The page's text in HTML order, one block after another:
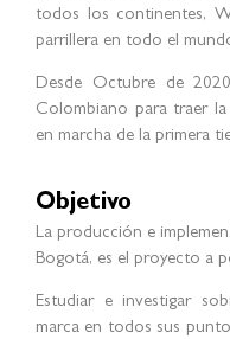
todos los continentes,
parrillera en todo el
Desde Octubre de
Colombiano para traer
en marcha de la primera
Objetivo
La producción e
Bogotá, es el proyecto a
Estudiar e investigar
marca en todos sus